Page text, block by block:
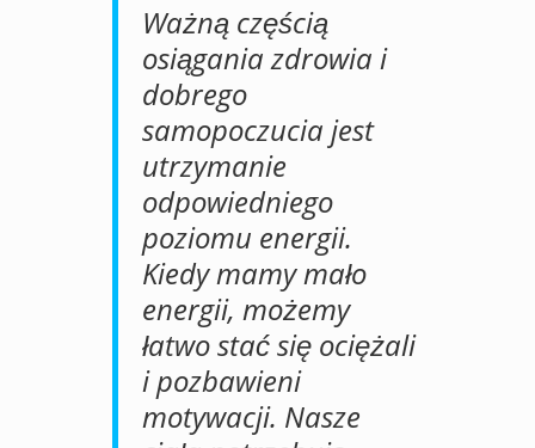
Ważną częścią
osiągania zdrowia i
dobrego
samopoczucia jest
utrzymanie
odpowiedniego
poziomu energii.
Kiedy mamy mało
energii, możemy
łatwo stać się ociężali
i pozbawieni
motywacji. Nasze